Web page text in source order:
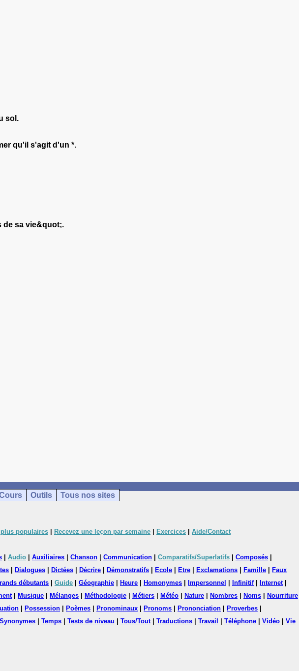
sol.
qu'il s'agit d'un *.
de sa vie&quot;.
Outils Tous nos sites
populaires Recevez une leçon par semaine Exercices Aide/Contact
Audio Auxiliaires Chanson Communication Comparatifs/Superlatifs Composés
Dialogues Dictées Décrire Démonstratifs Ecole Etre Exclamations Famille
Faux
débutants Guide Géographie Heure Homonymes Impersonnel Infinitif| Internet|
| Musique Mélanges Méthodologie Métiers Météo Nature Nombres Noms
Nourriture
Possession Poèmes Pronominaux Pronoms Prononciation Proverbes
Synonymes Temps Tests de niveau Tous/Tout| Traductions Travail Téléphone Vidéo
Vie